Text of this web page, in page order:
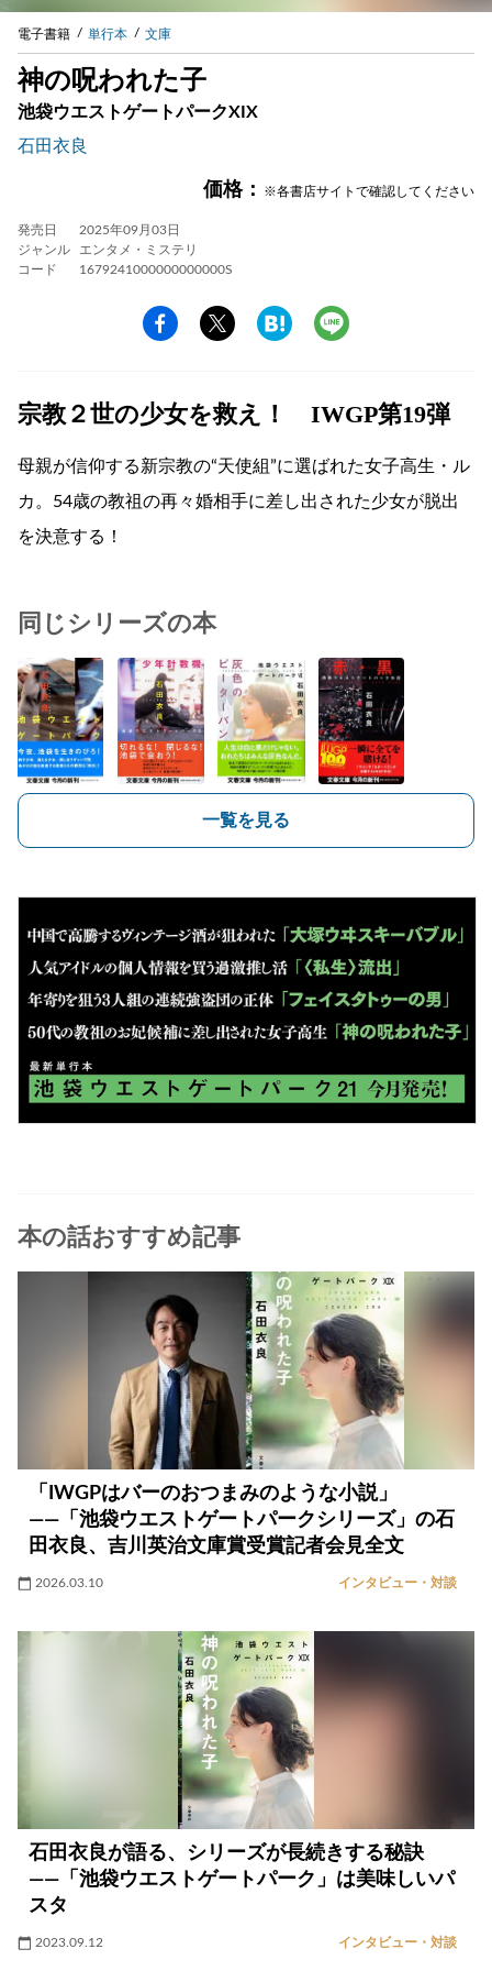
電子書籍 単行本 文庫
神の呪われた子
池袋ウエストゲートパークXIX
石田衣良
価格： ※各書店サイトで確認してください
発売日
2025年09月03日
ジャンル
エンタメ・ミステリ
コード
1679241000000000000S
宗教２世の少女を救え！ IWGP第19弾
母親が信仰する新宗教の“天使組”に選ばれた女子高生・ル
カ。54歳の教祖の再々婚相手に差し出された少女が脱出
を決意する！
同じシリーズの本
一覧を見る
本の話おすすめ記事
「IWGPはバーのおつまみのような小説」
――「池袋ウエストゲートパークシリーズ」の石
田衣良、吉川英治文庫賞受賞記者会見全文
2026.03.10 インタビュー・対談
石田衣良が語る、シリーズが長続きする秘訣
――「池袋ウエストゲートパーク」は美味しいパ
スタ
2023.09.12 インタビュー・対談